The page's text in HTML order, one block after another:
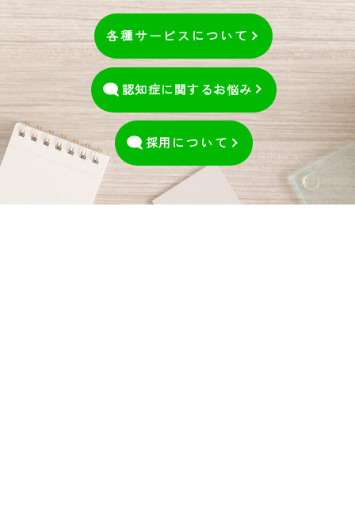
各種サービスについて
認知症に関するお悩み
採用 について